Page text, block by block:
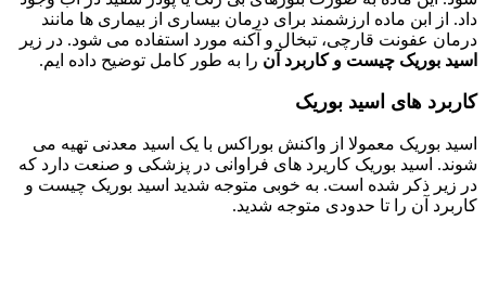
داد. از ابن ماده ارزشمند برای درمان بیساری از بیماری ها مانند
درمان عفونت قارچی، تبخال و آکنه مورد استفاده می شود. در زیر
اسید بوریک چیست و کاربرد آن را به طور کامل توضیح داده ایم.
کاربرد های اسید بوریک
اسید بوریک معمولا از واکنش بوراکس با یک اسید معدنی تهیه می
شوند. اسید بوریک کاریرد های فراوانی در پزشکی و صنعت دارد که
در زیر ذکر شده است. به خوبی متوجه شدید اسید بوریک چیست و
کاربرد آن را تا حدودی متوجه شدید.